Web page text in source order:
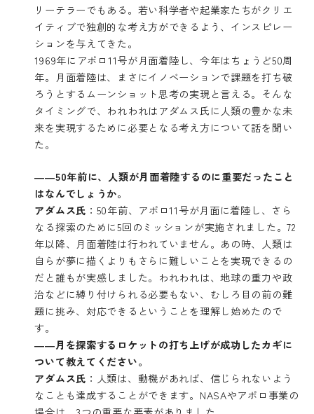
リーテラーでもある。若い科学者や起業家たちがクリエ
イティブで独創的な考え方ができるよう、インスピレー
ションを与えてきた。
1969年にアポロ11号が月面着陸し、今年はちょうど50周
年。月面着陸は、まさにイノベーションで課題を打ち破
ろうとするムーンショット思考の実現と言える。そんな
タイミングで、われわれはアダムス氏に人類の豊かな未
来を実現するために必要となる考え方について話を聞い
た。
――50年前に、人類が月面着陸するのに重要だったこと
はなんでしょうか。
アダムス氏 ：50年前、アポロ11号が月面に着陸し、さら
なる探索のために5回のミッションが実施されました。72
年以降、月面着陸は行われていません。あの時、人類は
自らが夢に描くよりもさらに難しいことを実現できるの
だと誰もが実感しました。われわれは、地球の重力や政
治などに縛り付けられる必要もない、むしろ目の前の難
題に挑み、対応できるということを理解し始めたので
す。
――月を探索するロケットの打ち上げが成功したカギに
ついて教えてください。
アダムス氏 ：人類は、動機があれば、信じられないよう
なことも達成することができます。NASAやアポロ事業の